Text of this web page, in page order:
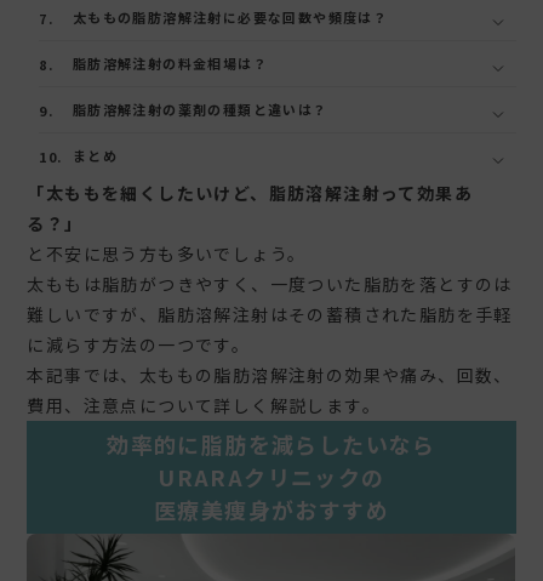
太ももの脂肪溶解注射に必要な回数や頻度は？
脂肪溶解注射の料金相場は？
脂肪溶解注射の薬剤の種類と違いは？
まとめ
「太ももを細くしたいけど、脂肪溶解注射って効果あ
る？」
と不安に思う方も多いでしょう。
太ももは脂肪がつきやすく、一度ついた脂肪を落とすのは
難しいですが、脂肪溶解注射はその蓄積された脂肪を手軽
に減らす方法の一つです。
本記事では、太ももの脂肪溶解注射の効果や痛み、回数、
費用、注意点について詳しく解説します。
効率的に脂肪を減らしたいなら
URARAクリニックの
医療美痩身がおすすめ